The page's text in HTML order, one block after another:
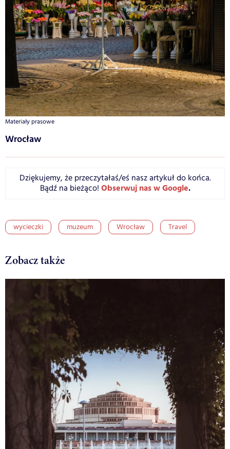
Materiały prasowe
Wrocław
Dziękujemy, że przeczytałaś/eś nasz artykuł do końca.
Bądź na bieżąco! Obserwuj nas w Google.
wycieczki muzeum Wrocław Travel
Zobacz także